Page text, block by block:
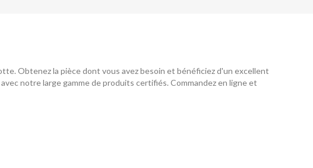
Obtenez la pièce dont vous avez besoin et bénéficiez d'un excellent
notre large gamme de produits certifiés. Commandez en ligne et